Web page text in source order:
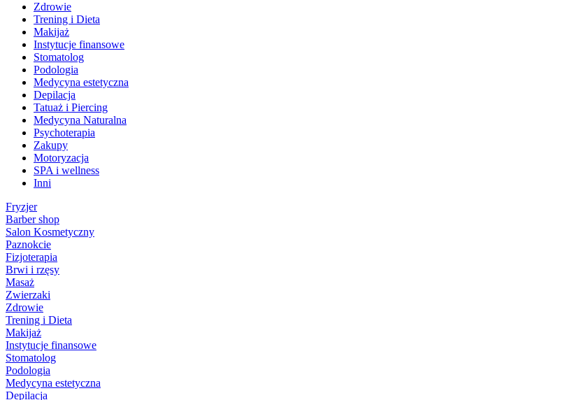
Zdrowie
Trening i Dieta
Makijaż
Instytucje finansowe
Stomatolog
Podologia
Medycyna estetyczna
Depilacja
Tatuaż i Piercing
Medycyna Naturalna
Psychoterapia
Zakupy
Motoryzacja
SPA i wellness
Inni
Fryzjer
Barber shop
Salon Kosmetyczny
Paznokcie
Fizjoterapia
Brwi i rzęsy
Masaż
Zwierzaki
Zdrowie
Trening i Dieta
Makijaż
Instytucje finansowe
Stomatolog
Podologia
Medycyna estetyczna
Depilacja